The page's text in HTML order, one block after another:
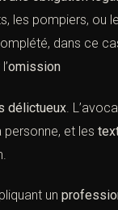
les pompiers, ou
dans ce
omission
délictueux .
personne, et les
un